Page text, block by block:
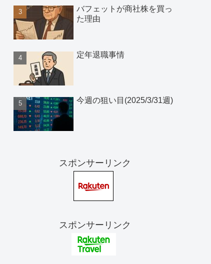
バフェットが商社株を買っ
た理由
定年退職事情
今週の狙い目(2025/3/31週)
スポンサーリンク
スポンサーリンク